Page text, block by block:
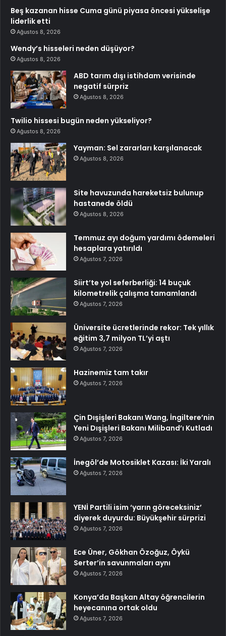
Beş kazanan hisse Cuma günü piyasa öncesi yükselişe
liderlik etti
Ağustos 8, 2026
Wendy’s hisseleri neden düşüyor?
Ağustos 8, 2026
ABD tarım dışı istihdam verisinde
negatif sürpriz
Ağustos 8, 2026
Twilio hissesi bugün neden yükseliyor?
Ağustos 8, 2026
Yayman: Sel zararları karşılanacak
Ağustos 8, 2026
Site havuzunda hareketsiz bulunup
hastanede öldü
Ağustos 8, 2026
Temmuz ayı doğum yardımı ödemeleri
hesaplara yatırıldı
Ağustos 7, 2026
Siirt’te yol seferberliği: 14 buçuk
kilometrelik çalışma tamamlandı
Ağustos 7, 2026
Üniversite ücretlerinde rekor: Tek yıllık
eğitim 3,7 milyon TL’yi aştı
Ağustos 7, 2026
Hazinemiz tam takır
Ağustos 7, 2026
Çin Dışişleri Bakanı Wang, İngiltere’nin
Yeni Dışişleri Bakanı Miliband’ı Kutladı
Ağustos 7, 2026
İnegöl’de Motosiklet Kazası: İki Yaralı
Ağustos 7, 2026
YENİ Partili isim ‘yarın göreceksiniz’
diyerek duyurdu: Büyükşehir sürprizi
Ağustos 7, 2026
Ece Üner, Gökhan Özoğuz, Öykü
Serter’in savunmaları aynı
Ağustos 7, 2026
Konya’da Başkan Altay öğrencilerin
heyecanına ortak oldu
Ağustos 7, 2026